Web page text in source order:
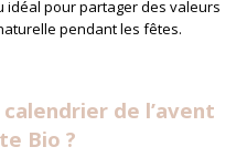
idéal pour partager des valeurs
pendant les fêtes.
de l’avent
Bio ?